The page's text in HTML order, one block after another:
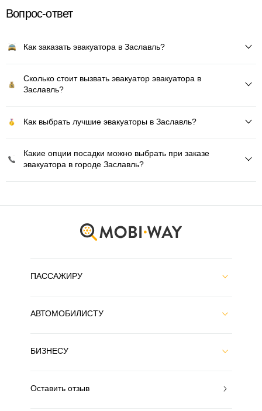
Вопрос-ответ
Как заказать эвакуатора в Заславль?
Сколько стоит вызвать эвакуатор эвакуатора в
Заславль?
Как выбрать лучшие эвакуаторы в Заславль?
Какие опции посадки можно выбрать при заказе
эвакуатора в городе Заславль?
ПАССАЖИРУ
АВТОМОБИЛИСТУ
БИЗНЕСУ
Оставить отзыв